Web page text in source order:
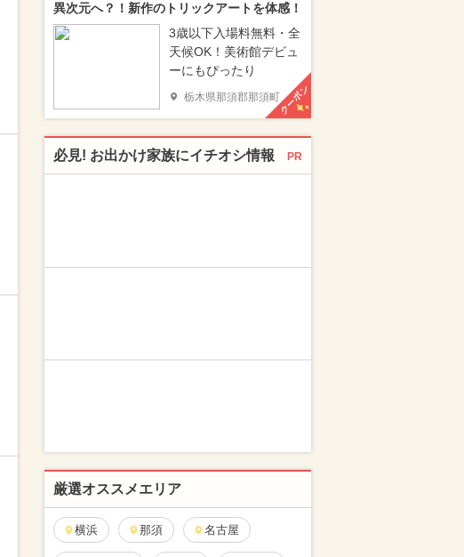
異次元へ？！新作のトリックアートを体感！
3歳以下入場料無料・全
天候OK！美術館デビュ
ーにもぴったり
栃木県那須郡那須町クーポン
必見! お出かけ家族にイチオシ情報 PR
厳選オススメエリア
横浜 那須 名古屋